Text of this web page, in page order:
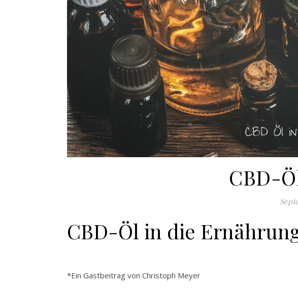
CBD-
CBD-Öl in die
*Ein Gastbeitrag von Christoph Meyer